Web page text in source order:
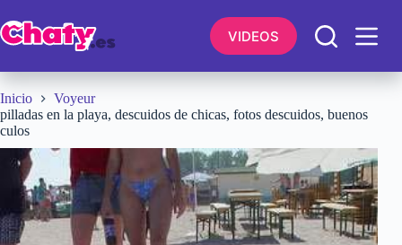
al
contenido
VIDEOS
Inicio
Voyeur
pilladas en la playa, descuidos de chicas, fotos descuidos, buenos
culos